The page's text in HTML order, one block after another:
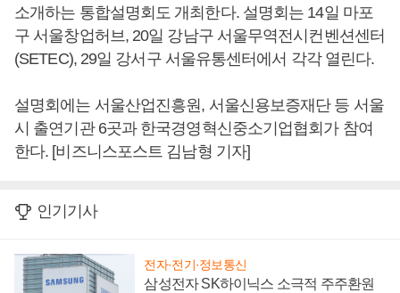
소개하는 통합설명회도 개최한다. 설명회는 14일 마포
구 서울창업허브, 20일 강남구 서울무역전시컨벤션센터
(SETEC), 29일 강서구 서울유통센터에서 각각 열린다.
설명회에는 서울산업진흥원, 서울신용보증재단 등 서울
시 출연기관 6곳과 한국경영혁신중소기업협회가 참여
한다. [비즈니스포스트 김남형 기자]
인기기사
전자·전기·정보통신
삼성전자 SK하이닉스 소극적 주주환원